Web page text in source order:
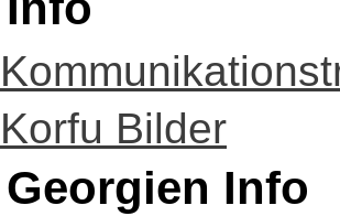
Korfu Bilder
Georgien Info